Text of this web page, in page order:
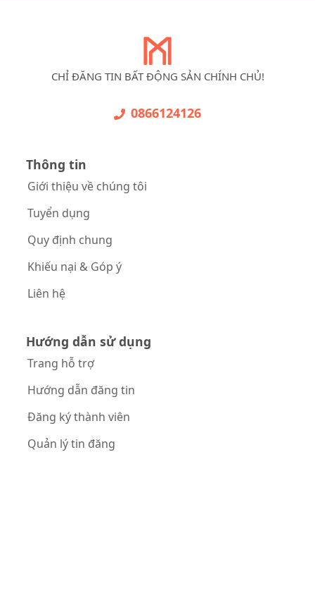
CHỈ ĐĂNG TIN BẤT ĐỘNG SẢN CHÍNH CHỦ!
0866124126
Thông tin
Giới thiệu về chúng tôi
Tuyển dụng
Quy định chung
Khiếu nại & Góp ý
Liên hệ
Hướng dẫn sử dụng
Trang hỗ trợ
Hướng dẫn đăng tin
Đăng ký thành viên
Quản lý tin đăng